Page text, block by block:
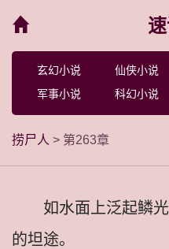
玄幻小说 仙侠小说
军事小说
科幻小说
捞尸人 > 第263章
如水面上泛起鳞
的坦途。